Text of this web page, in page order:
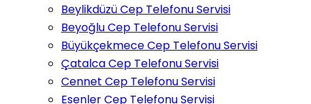
Beylikdüzü Cep Telefonu Servisi
Beyoğlu Cep Telefonu Servisi
Büyükçekmece Cep Telefonu Servisi
Çatalca Cep Telefonu Servisi
Cennet Cep Telefonu Servisi
Esenler Cep Telefonu Servisi